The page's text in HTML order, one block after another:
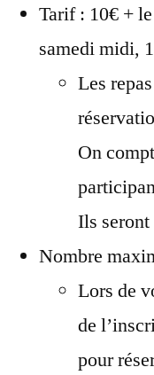
Tarif : 10€ +
samedi midi,
Les
On
Ils
Nombre
Lors de
de
pour